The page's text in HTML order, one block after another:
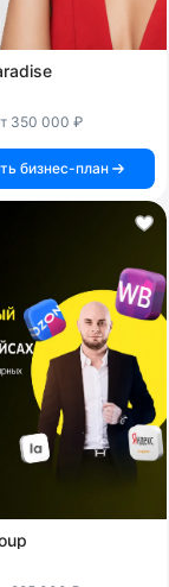
350 000 ₽
бизнес-план